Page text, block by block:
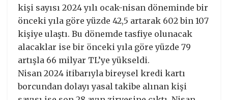
kişi sayısı 2024 yılı ocak-nisan döneminde bir
önceki yıla göre yüzde 42,5 artarak 602 bin 107
kişiye ulaştı. Bu dönemde tasfiye olunacak
alacaklar ise bir önceki yıla göre yüzde 79
artışla 66 milyar TL’ye yükseldi.
Nisan 2024 itibarıyla bireysel kredi kartı
borcundan dolayı yasal takibe alınan kişi